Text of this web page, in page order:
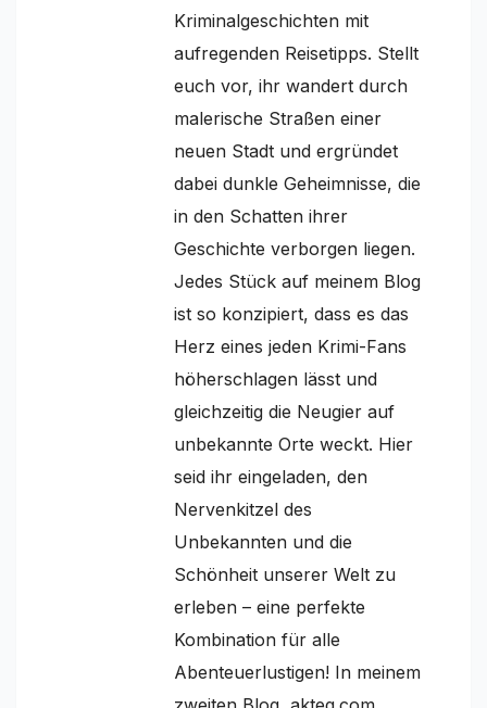
Kriminalgeschichten mit
aufregenden Reisetipps. Stellt
euch vor, ihr wandert durch
malerische Straßen einer
neuen Stadt und ergründet
dabei dunkle Geheimnisse, die
in den Schatten ihrer
Geschichte verborgen liegen.
Jedes Stück auf meinem Blog
ist so konzipiert, dass es das
Herz eines jeden Krimi-Fans
höherschlagen lässt und
gleichzeitig die Neugier auf
unbekannte Orte weckt. Hier
seid ihr eingeladen, den
Nervenkitzel des
Unbekannten und die
Schönheit unserer Welt zu
erleben – eine perfekte
Kombination für alle
Abenteuerlustigen! In meinem